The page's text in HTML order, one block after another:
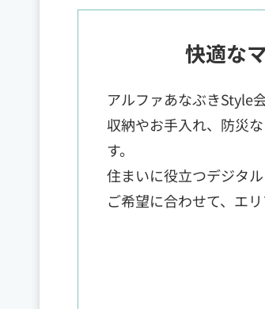
快適な
アルファあなぶきStyle
収納やお手入れ、防災
す。
住まいに役立つデジタ
ご希望に合わせて、エ